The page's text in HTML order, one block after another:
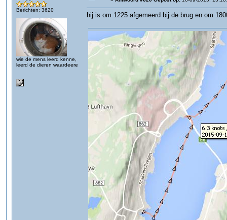
Berichten: 3620
wie de mens leerd kenne,
leerd de dieren waardeere
hij is om 1225 afgemeerd bij de brug en om